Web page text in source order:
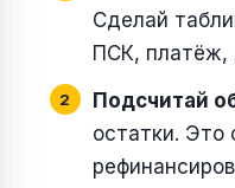
Сделай
ПСК, платёж,
Подсчитай
остатки.